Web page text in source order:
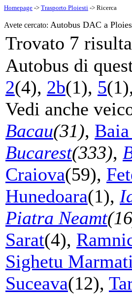
Homepage -> Trasporto Ploiesti -> Ricerca
Avete cercato: Autobus DAC a
Trovato 7
Autobus di
2(4), 2b(1), 5(1),
Vedi anche
Bacau(31),
Bucarest(333),
Craiova(59),
Hunedoara(1),
Piatra Neamt
Sarat(4),
Sighetu
Suceava(12),